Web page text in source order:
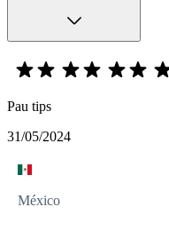
Pau tips
31/05/2024
México